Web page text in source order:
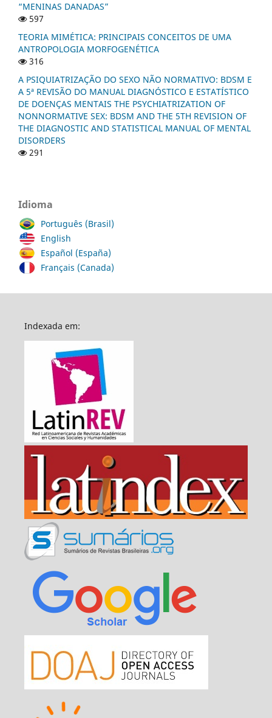
“MENINAS DANADAS”
597
TEORIA MIMÉTICA: PRINCIPAIS CONCEITOS DE UMA
ANTROPOLOGIA MORFOGENÉTICA
316
A PSIQUIATRIZAÇÃO DO SEXO NÃO NORMATIVO: BDSM E
A 5ª REVISÃO DO MANUAL DIAGNÓSTICO E ESTATÍSTICO
DE DOENÇAS MENTAIS THE PSYCHIATRIZATION OF
NONNORMATIVE SEX: BDSM AND THE 5TH REVISION OF
THE DIAGNOSTIC AND STATISTICAL MANUAL OF MENTAL
DISORDERS
291
Idioma
Português (Brasil)
English
Español (España)
Français (Canada)
Indexada em: